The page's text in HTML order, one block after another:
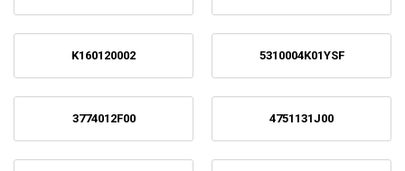
K160120002 5310004K01YSF
3774012F00 4751131J00